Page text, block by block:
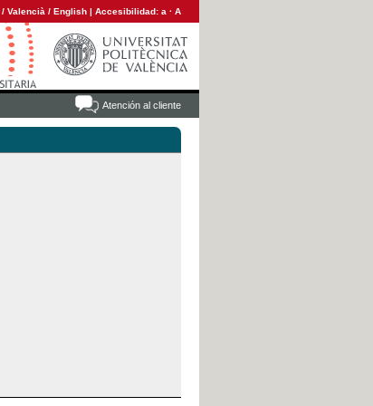
/ Valencià / English | Accesibilidad: a · A
Atención al cliente